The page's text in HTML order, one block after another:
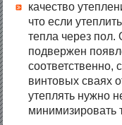
качество
что если
тепла через пол.
подвержен
соответственно,
винтовых сваях
утеплять нужно
минимизировать